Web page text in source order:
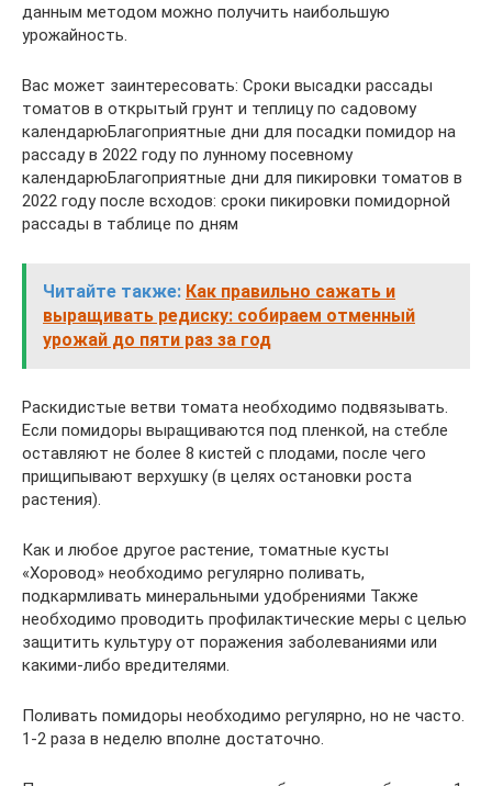
данным методом можно получить наибольшую
урожайность.
Вас может заинтересовать: Сроки высадки рассады
томатов в открытый грунт и теплицу по садовому
календарюБлагоприятные дни для посадки помидор на
рассаду в 2022 году по лунному посевному
календарюБлагоприятные дни для пикировки томатов в
2022 году после всходов: сроки пикировки помидорной
рассады в таблице по дням
Читайте также: Как правильно сажать и
выращивать редиску: собираем отменный
урожай до пяти раз за год
Раскидистые ветви томата необходимо подвязывать.
Если помидоры выращиваются под пленкой, на стебле
оставляют не более 8 кистей с плодами, после чего
прищипывают верхушку (в целях остановки роста
растения).
Как и любое другое растение, томатные кусты
«Хоровод» необходимо регулярно поливать,
подкармливать минеральными удобрениями Также
необходимо проводить профилактические меры с целью
защитить культуру от поражения заболеваниями или
какими-либо вредителями.
Поливать помидоры необходимо регулярно, но не часто.
1-2 раза в неделю вполне достаточно.